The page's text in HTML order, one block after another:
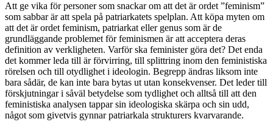
Att ge vika för personer som snackar om att det är ordet ”feminism”
som sabbar är att spela på patriarkatets spelplan. Att köpa myten om
att det är ordet feminism, patriarkat eller genus som är de
grundläggande problemet för feminismen är att acceptera deras
definition av verkligheten. Varför ska feminister göra det? Det enda
det kommer leda till är förvirring, till splittring inom den feministiska
rörelsen och till otydlighet i ideologin. Begrepp ändras liksom inte
bara sådär, de kan inte bara bytas ut utan konsekvenser. Det leder till
förskjutningar i såväl betydelse som tydlighet och alltså till att den
feministiska analysen tappar sin ideologiska skärpa och sin udd,
något som givetvis gynnar patriarkala strukturers kvarvarande.